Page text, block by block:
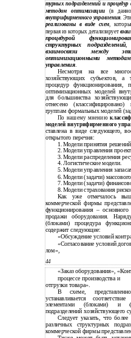
турных подразделений и
методом оптимизации (в
внутрифирменного управления.
реализованы в виде схем,
первая из которых детализирует
процедурой
структурных подразделений,
взаимосвязи между
оптимизационными
управления.
Несмотря на все
хозяйствующих субъектов,
процедур функционирования,
оптимизационных моделей
для большинства
отнесено
группам формальных моделей
По нашему мнению
моделей внутрифирменного
ставлена в виде следующего,
открытого перечня:
1. Модели принятия
2. Модели управления
3. Модели распределения
4. Логистические модели.
5. Модели управления
6. Модели (задачи)
7. Модели (задачи)
8. Модели страхования
Как уже отмечалось
коммерческой фирмы
функционирования – основного
продажи оборудования.
(блоками) процедура
содержит следующие:
«Обсуждение условий
«Согласование условий
лом»,
44
«Заказ оборудования»,
процессе производства и
отгрузки товара».
В схеме,
устанавливается
элементами (блоками) и
подразделений хозяйствующего
Следует указать, что
различных структурных
коммерческой фирмы